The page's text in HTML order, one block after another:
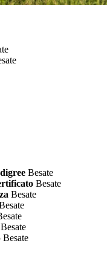
Besate
Besate
Besate
Besate
Besate